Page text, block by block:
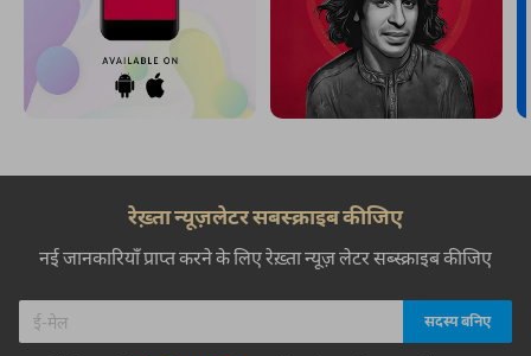
रेख़्ता न्यूज़लेटर सबस्क्राइब कीजिए
नई जानकारियाँ प्राप्त करने के लिए रेख़्ता न्यूज़ लेटर सब्स्क्राइब कीजिए